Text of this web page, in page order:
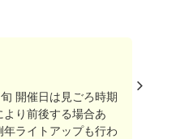
開催日は見ごろ時期
り前後する場合あ
ライトアップも行わ